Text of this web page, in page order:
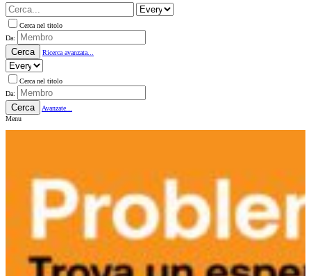
Cerca nel titolo
Da:
Cerca Ricerca avanzata...
Cerca nel titolo
Da:
Cerca
Avanzate...
Menu